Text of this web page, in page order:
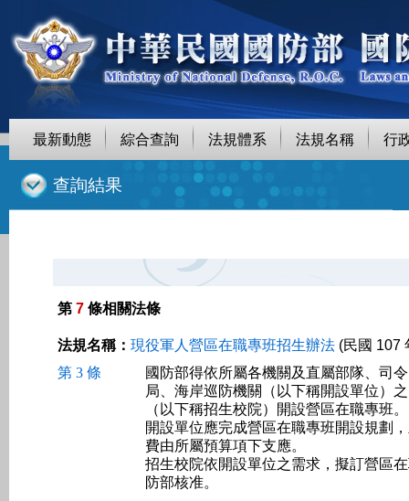
最新動態 綜合查詢 法規體系 法規名稱 行
查詢結果
第 7 條相關法條
法規名稱： 現役軍人營區在職專班招生辦法 (民國 107
第 3 條
國防部得依所屬各機關及直屬部隊、司
局、海岸巡防機關（以下稱開設單位）
（以下稱招生校院）開設營區在職專班。
開設單位應完成營區在職專班開設規劃
費由所屬預算項下支應。
招生校院依開設單位之需求，擬訂營區
防部核准。